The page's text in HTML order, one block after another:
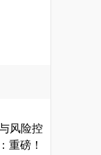
风险控
重磅！